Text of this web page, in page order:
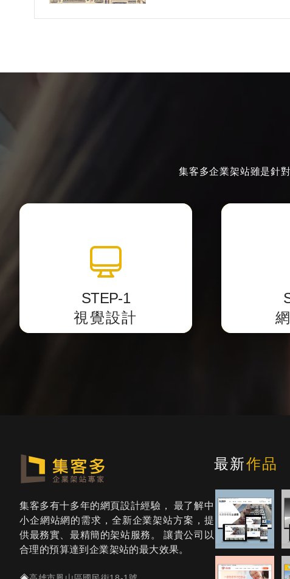
集客多企業架站雖是針
STEP-1
視覺設計
全站視覺設計
透過影像編輯軟體中設計網站介
面，
並提供客戶預覽網址校稿。
網
以最精
將視覺設
集客多有十多年的網頁設計經驗， 最了解中
小企網站網的需求，全新企業架站方案，提
供最務實、最精簡的架站服務。 讓貴公司以
合理的預算達到企業架站的最大效果。
最新作品